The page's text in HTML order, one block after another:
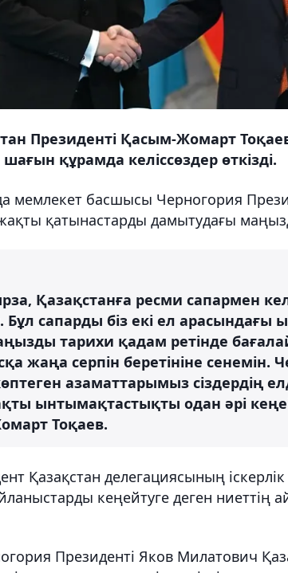
Президенті Қасым-Жомарт
құрамда келіссөздер өткізді.
мемлекет басшысы Черногория
қатынастарды дамытудағы
Қазақстанға ресми сапармен
сапарды біз екі ел арасындағы
тарихи қадам ретінде
жаңа серпін беретініне
азаматтарымыз сіздердің
ынтымақтастықты одан әрі
Тоқаев.
Қазақстан делегациясының
кеңейтуге деген ниеттің
Президенті Яков Милатович